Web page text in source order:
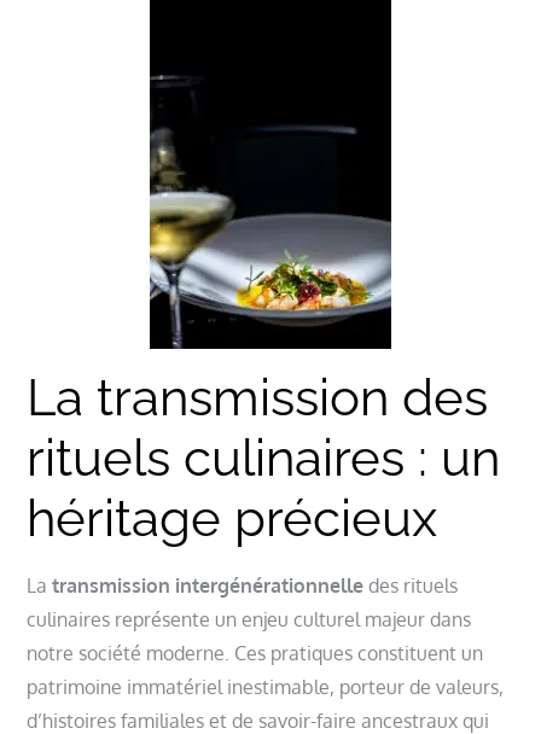
La transmission des
rituels culinaires : un
héritage précieux
Latransmission intergénérationnelle des rituels
culinaires représente un enjeu culturel majeur dans
notre société moderne. Ces pratiques constituent un
patrimoine immatériel inestimable, porteur de valeurs,
d’histoires familiales et de savoir-faire ancestraux qui